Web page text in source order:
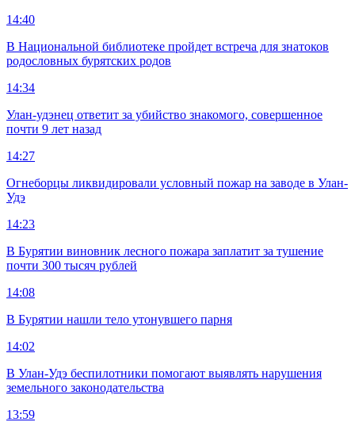
14:40
В Национальной библиотеке пройдет встреча для знатоков
родословных бурятских родов
14:34
Улан-удэнец ответит за убийство знакомого, совершенное
почти 9 лет назад
14:27
Огнеборцы ликвидировали условный пожар на заводе в Улан-
Удэ
14:23
В Бурятии виновник лесного пожара заплатит за тушение
почти 300 тысяч рублей
14:08
В Бурятии нашли тело утонувшего парня
14:02
В Улан-Удэ беспилотники помогают выявлять нарушения
земельного законодательства
13:59